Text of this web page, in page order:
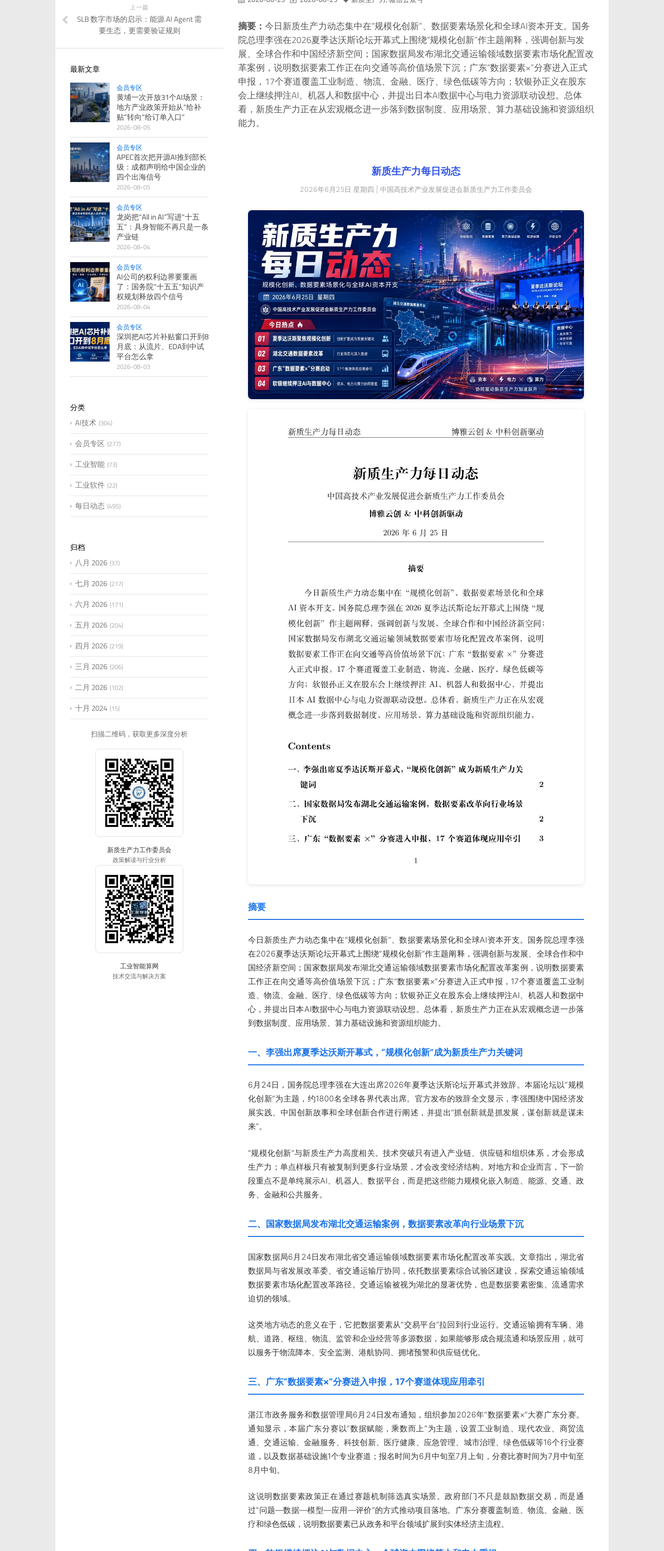
摘要： 今日新质生产力动态集中在“规模化创新”、数据要素场景化和全球AI资本开支。国务
院总理李强在2026夏季达沃斯论坛开幕式上围绕“规模化创新”作主题阐释，强调创新与发
展、全球合作和中国经济新空间；国家数据局发布湖北交通运输领域数据要素市场化配置改
革案例，说明数据要素工作正在向交通等高价值场景下沉；广东“数据要素×”分赛进入正式
申报，17个赛道覆盖工业制造、物流、金融、医疗、绿色低碳等方向；软银孙正义在股东
会上继续押注AI、机器人和数据中心，并提出日本AI数据中心与电力资源联动设想。总体
看，新质生产力正在从宏观概念进一步落到数据制度、应用场景、算力基础设施和资源组织
能力。
新质生产力每日动态
2026年6月25日 星期四 | 中国高技术产业发展促进会新质生产力工作委员会
摘要
今日新质生产力动态集中在“规模化创新”、数据要素场景化和全球AI资本开支。国务院总理李强
在2026夏季达沃斯论坛开幕式上围绕“规模化创新”作主题阐释，强调创新与发展、全球合作和中
国经济新空间；国家数据局发布湖北交通运输领域数据要素市场化配置改革案例，说明数据要素
工作正在向交通等高价值场景下沉；广东“数据要素×”分赛进入正式申报，17个赛道覆盖工业制
造、物流、金融、医疗、绿色低碳等方向；软银孙正义在股东会上继续押注AI、机器人和数据中
心，并提出日本AI数据中心与电力资源联动设想。总体看，新质生产力正在从宏观概念进一步落
到数据制度、应用场景、算力基础设施和资源组织能力。
一、李强出席夏季达沃斯开幕式，“规模化创新”成为新质生产力关键词
6月24日，国务院总理李强在大连出席2026年夏季达沃斯论坛开幕式并致辞。本届论坛以“规模
化创新”为主题，约1800名全球各界代表出席。官方发布的致辞全文显示，李强围绕中国经济发
展实践、中国创新故事和全球创新合作进行阐述，并提出“抓创新就是抓发展，谋创新就是谋未
来”。
“规模化创新”与新质生产力高度相关。技术突破只有进入产业链、供应链和组织体系，才会形成
生产力；单点样板只有被复制到更多行业场景，才会改变经济结构。对地方和企业而言，下一阶
段重点不是单纯展示AI、机器人、数据平台，而是把这些能力规模化嵌入制造、能源、交通、政
务、金融和公共服务。
二、国家数据局发布湖北交通运输案例，数据要素改革向行业场景下沉
国家数据局6月24日发布湖北省交通运输领域数据要素市场化配置改革实践。文章指出，湖北省
数据局与省发展改革委、省交通运输厅协同，依托数据要素综合试验区建设，探索交通运输领域
数据要素市场化配置改革路径。交通运输被视为湖北的显著优势，也是数据要素密集、流通需求
迫切的领域。
这类地方动态的意义在于，它把数据要素从“交易平台”拉回到行业运行。交通运输拥有车辆、港
航、道路、枢纽、物流、监管和企业经营等多源数据，如果能够形成合规流通和场景应用，就可
以服务于物流降本、安全监测、港航协同、拥堵预警和供应链优化。
三、广东“数据要素×”分赛进入申报，17个赛道体现应用牵引
湛江市政务服务和数据管理局6月24日发布通知，组织参加2026年“数据要素×”大赛广东分赛。
通知显示，本届广东分赛以“数据赋能，乘数而上”为主题，设置工业制造、现代农业、商贸流
通、交通运输、金融服务、科技创新、医疗健康、应急管理、城市治理、绿色低碳等16个行业赛
道，以及数据基础设施1个专业赛道；报名时间为6月中旬至7月上旬，分赛比赛时间为7月中旬至
8月中旬。
这说明数据要素政策正在通过赛题机制筛选真实场景。政府部门不只是鼓励数据交易，而是通
过“问题—数据—模型—应用—评价”的方式推动项目落地。广东分赛覆盖制造、物流、金融、医
疗和绿色低碳，说明数据要素已从政务和平台领域扩展到实体经济主流程。
上一篇
SLB 数字市场的启示：能源 AI Agent 需
要生态，更需要验证规则
最新文章
会员专区
黄埔一次开放31个AI场景：
地方产业政策开始从“给补
贴”转向“给订单入口”
2026-08-05
会员专区
APEC首次把开源AI推到部长
级：成都声明给中国企业的
四个出海信号
2026-08-05
会员专区
龙岗把“All in AI”写进“十五
五”：具身智能不再只是一条
产业链
2026-08-04
会员专区
AI公司的权利边界要重画
了：国务院“十五五”知识产
权规划释放四个信号
2026-08-04
会员专区
深圳把AI芯片补贴窗口开到8
月底：从流片、EDA到中试
平台怎么拿
2026-08-03
分类
AI技术 304
会员专区 277
工业智能 73
工业软件 22
每日动态 495
归档
八月 2026 37
七月 2026 217
六月 2026 171
五月 2026 204
四月 2026 219
三月 2026 206
二月 2026 102
十月 2024 15
扫描二维码，获取更多深度分析
新质生产力工作委员会
政策解读与行业分析
工业智能算网
技术交流与解决方案